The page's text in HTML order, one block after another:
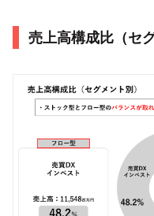
売上高構成比（セ